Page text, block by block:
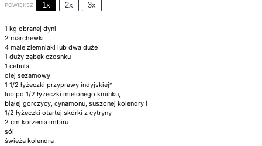
POWIĘKSZ 1x 2x 3x
1 kg obranej dyni
2 marchewki
4 małe ziemniaki lub dwa duże
1 duży ząbek czosnku
1 cebula
olej sezamowy
1 1/2 łyżeczki przyprawy indyjskiej*
lub po 1/2 łyżeczki mielonego kminku,
białej gorczycy, cynamonu, suszonej kolendry i
1/2 łyżeczki otartej skórki z cytryny
2 cm korzenia imbiru
sól
świeża kolendra